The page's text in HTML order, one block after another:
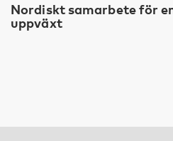
Nordiskt samarbete för
uppväxt